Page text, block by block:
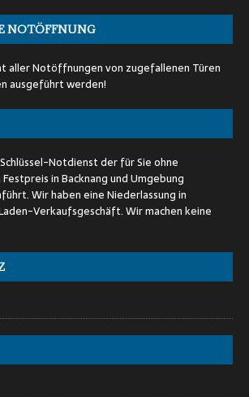
NOTÖFFNUNG
aller Notöffnungen von zugefallenen Türen
ausgeführt werden!
Notdienst der für Sie ohne
in Backnang und Umgebung
Wir haben eine Niederlassung in
Verkaufsgeschäft. Wir machen keine